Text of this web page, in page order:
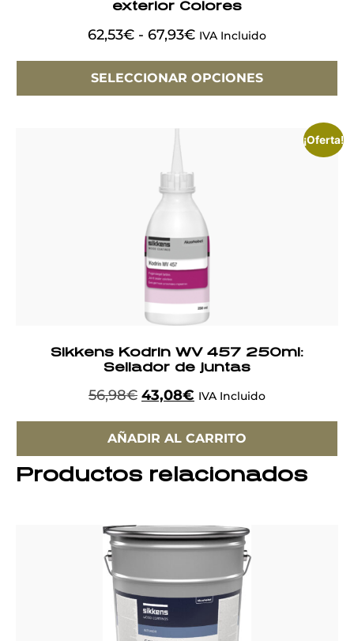
exterior Colores
62,53€ - 67,93€ IVA Incluido
SELECCIONAR OPCIONES
¡Oferta!
Sikkens Kodrin WV 457 250ml:
Sellador de juntas
56,98€ 43,08€ IVA Incluido
AÑADIR AL CARRITO
Productos relacionados